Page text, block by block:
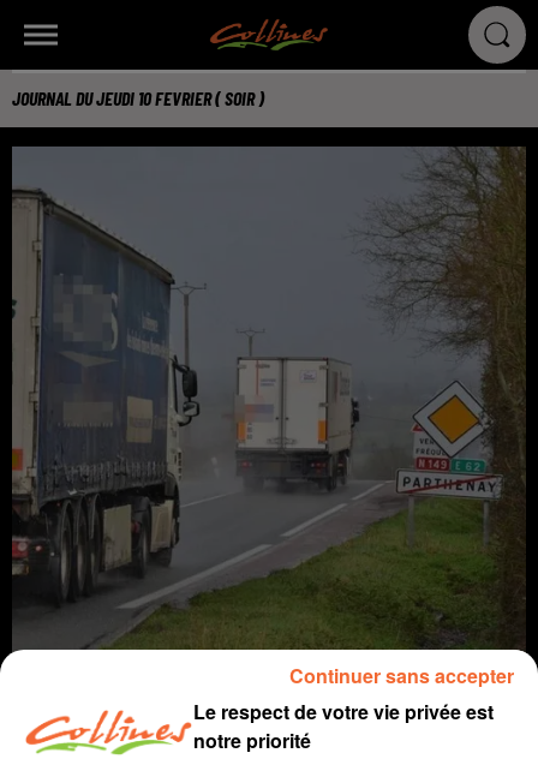
JOURNAL DU JEUDI 10 FEVRIER ( SOIR )
Le respect de votre vie privée est
notre priorité
Continuer sans accepter